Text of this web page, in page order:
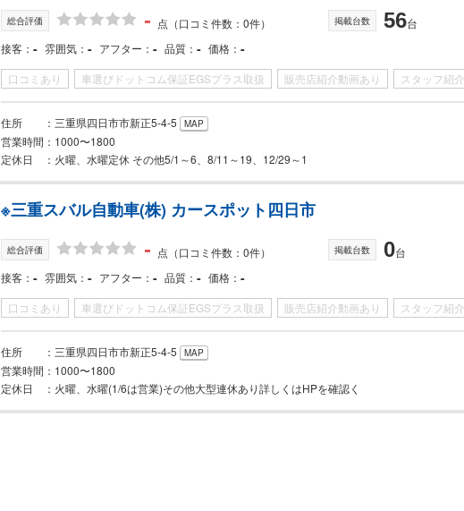
総合評価 - 点 （口コミ件数：0件）
接客
- 雰囲気 - アフター - 品質 - 価格 -
掲載台数 56台
口コミあり 車選びドットコム保証EGSプラス取扱 販売店紹介動画あり スタッフ紹
住所 三重県四日市市新正5-4-5 MAP
営業時間
1000〜1800
定休日
火曜、水曜定休 その他5/1～6、8/11～19、12/29～1
※三重スバル自動車(株) カースポット四日市
総合評価 - 点 （口コミ件数：0件）
接客
- 雰囲気 - アフター - 品質 - 価格 -
掲載台数 0台
口コミあり 車選びドットコム保証EGSプラス取扱 販売店紹介動画あり スタッフ紹
住所 三重県四日市市新正5-4-5 MAP
営業時間
1000〜1800
定休日
火曜、水曜(1/6は営業)その他大型連休あり詳しくはHPを確認く